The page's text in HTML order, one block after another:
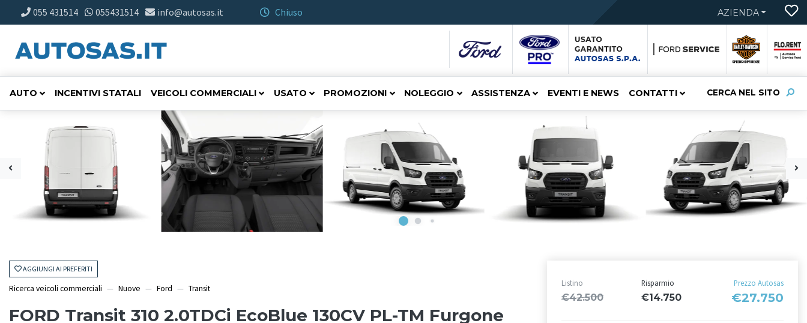
055 431514 055431514 info@autosas.it Chiuso AZIENDA
CERCA NEL SITO
AUTO INCENTIVI STATALI VEICOLI COMMERCIALI USATO PROMOZIONI NOLEGGIO ASSISTENZA EVENTI E NEWS CONTATTI
AGGIUNGI AI PREFERITI
Ricerca veicoli commerciali Nuove Ford Transit
FORD Transit 310 2.0TDCi EcoBlue 130CV PL-TM Furgone
Listino
€42.500
Risparmio
€14.750
Prezzo Autosas
€27.750